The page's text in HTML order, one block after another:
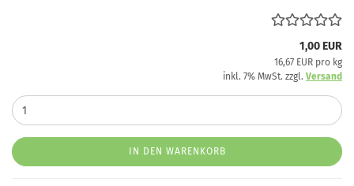
1,00 EUR
16,67 EUR pro kg
inkl. 7% MwSt. zzgl. Versand
IN DEN WARENKORB